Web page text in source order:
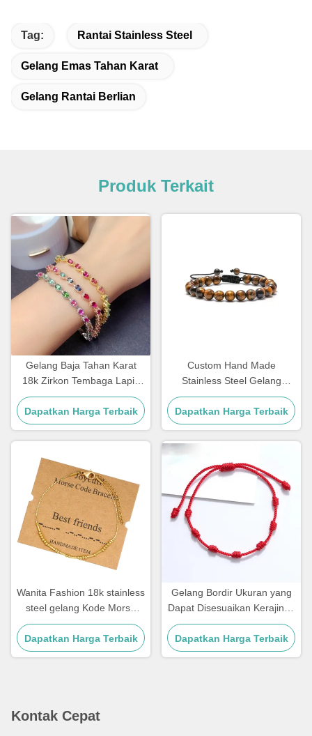
Tag: Rantai Stainless Steel
Gelang Emas Tahan Karat
Gelang Rantai Berlian
Produk Terkait
Gelang Baja Tahan Karat
18k Zirkon Tembaga Lapis
Emas Berlian Wanita
Dapatkan Harga Terbaik
Custom Hand Made
Stainless Steel Gelang
Couple Hadiah Mens Tiger
Eye Batu Manik Gelang
Dapatkan Harga Terbaik
Wanita Fashion 18k stainless
steel gelang Kode Morse
gelang 21,5cm
Dapatkan Harga Terbaik
Gelang Bordir Ukuran yang
Dapat Disesuaikan Kerajinan
Tali Gelang untuk Hadiah
Pasangan 15 - 30cm
Dapatkan Harga Terbaik
Kontak Cepat